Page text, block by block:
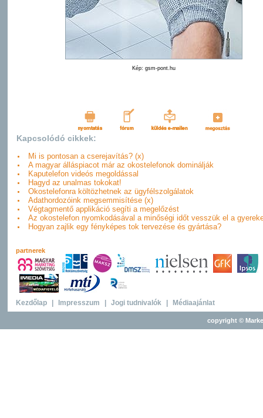
Kép: gsm-pont.hu
Kapcsolódó cikkek:
Mi is pontosan a cserejavítás? (x)
A magyar álláspiacot már az okostelefonok dominálják
Kaputelefon videós megoldással
Hagyd az unalmas tokokat!
Okostelefonra költözhetnek az ügyfélszolgálatok
Adathordozóink megsemmisítése (x)
Végtagmentő applikáció segíti a megelőzést
Az okostelefon nyomkodásával a minőségi időt vesszük el a
Hogyan zajlik egy fényképes tok tervezése és gyártása?
partnerek
Kezdőlap Impresszum Jogi tudnivalók Médiaajánlat
copyright ©